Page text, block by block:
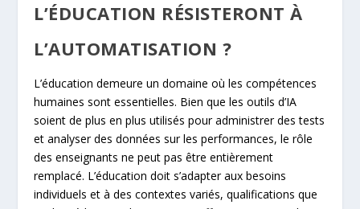
L’ÉDUCATION RÉSISTERONT À
L’AUTOMATISATION ?
L’éducation demeure un domaine où les compétences
humaines sont essentielles. Bien que les outils d’IA
soient de plus en plus utilisés pour administrer des tests
et analyser des données sur les performances, le rôle
des enseignants ne peut pas être entièrement
remplacé. L’éducation doit s’adapter aux besoins
individuels et à des contextes variés, qualifications que